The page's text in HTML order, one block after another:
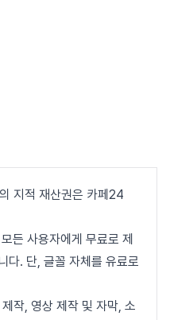
지적 재산권은 카페24
든 사용자에게 무료로 제
다. 단, 글꼴 자체를 유료로
작, 영상 제작 및 자막, 소